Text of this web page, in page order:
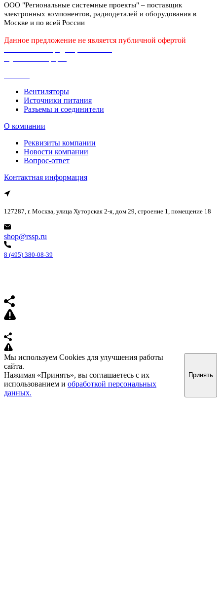
ООО "Региональные системные проекты" – поставщик
электронных компонентов, радиодеталей и оборудования в
Москве и по всей России
Данное предложение не является публичной офертой
Вентиляторы
Источники питания
Разъемы и соединители
О компании
Реквизиты компании
Новости компании
Вопрос-ответ
Контактная информация
127287, г. Москва, улица Хуторская 2-я, дом 29, строение 1, помещение 18
shop@rssp.ru
8 (495) 380-08-39
Мы используем Cookies для улучшения работы
сайта.
Нажимая «Принять», вы соглашаетесь с их
использованием и обработкой персональных
данных.
Принять